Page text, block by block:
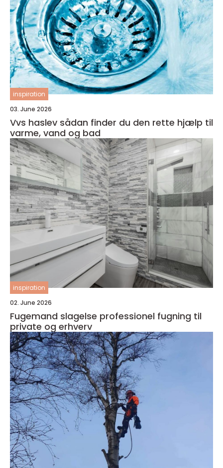
inspiration
03. June 2026
Vvs haslev sådan finder du den rette hjælp til
varme, vand og bad
inspiration
02. June 2026
Fugemand slagelse professionel fugning til
private og erhverv